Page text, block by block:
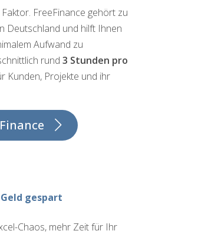
FreeFinance gehört zu
Deutschland und hilft Ihnen
Aufwand zu
rund 3 Stunden pro
Kunden, Projekte und ihr
gespart
Chaos, mehr Zeit für Ihr